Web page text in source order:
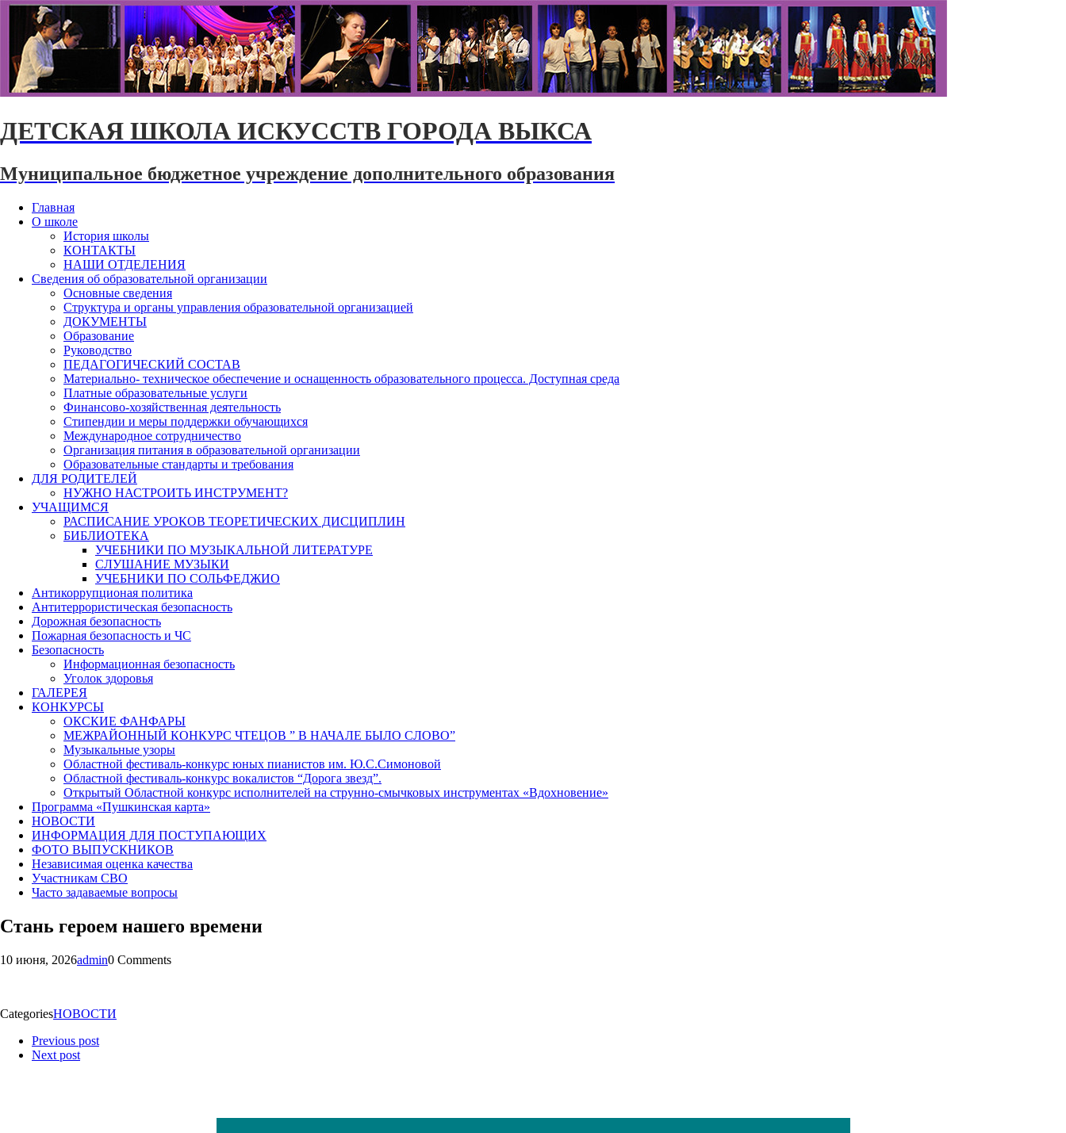
ДЕТСКАЯ ШКОЛА ИСКУССТВ ГОРОДА ВЫКСА
Муниципальное бюджетное учреждение дополнительного образования
Главная
О школе
История школы
КОНТАКТЫ
НАШИ ОТДЕЛЕНИЯ
Сведения об образовательной организации
Основные сведения
Структура и органы управления образовательной организацией
ДОКУМЕНТЫ
Образование
Руководство
ПЕДАГОГИЧЕСКИЙ СОСТАВ
Материально- техническое обеспечение и оснащенность образовательного процесса. Доступная среда
Платные образовательные услуги
Финансово-хозяйственная деятельность
Стипендии и меры поддержки обучающихся
Международное сотрудничество
Организация питания в образовательной организации
Образовательные стандарты и требования
ДЛЯ РОДИТЕЛЕЙ
НУЖНО НАСТРОИТЬ ИНСТРУМЕНТ?
УЧАЩИМСЯ
РАСПИСАНИЕ УРОКОВ ТЕОРЕТИЧЕСКИХ ДИСЦИПЛИН
БИБЛИОТЕКА
УЧЕБНИКИ ПО МУЗЫКАЛЬНОЙ ЛИТЕРАТУРЕ
СЛУШАНИЕ МУЗЫКИ
УЧЕБНИКИ ПО СОЛЬФЕДЖИО
Антикоррупционая политика
Антитеррористическая безопасность
Дорожная безопасность
Пожарная безопасность и ЧС
Безопасность
Информационная безопасность
Уголок здоровья
ГАЛЕРЕЯ
КОНКУРСЫ
ОКСКИЕ ФАНФАРЫ
МЕЖРАЙОННЫЙ КОНКУРС ЧТЕЦОВ ” В НАЧАЛЕ БЫЛО СЛОВО”
Музыкальные узоры
Областной фестиваль-конкурс юных пианистов им. Ю.С.Симоновой
Областной фестиваль-конкурс вокалистов “Дорога звезд”.
Открытый Областной конкурс исполнителей на струнно-смычковых инструментах «Вдохновение»
Программа «Пушкинская карта»
НОВОСТИ
ИНФОРМАЦИЯ ДЛЯ ПОСТУПАЮЩИХ
ФОТО ВЫПУСКНИКОВ
Независимая оценка качества
Участникам СВО
Часто задаваемые вопросы
Стань героем нашего времени
10 июня, 2026admin0 Comments
CategoriesНОВОСТИ
Previous post
Next post